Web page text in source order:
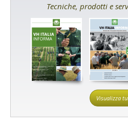
Tecniche, prodotti e
Visualizza